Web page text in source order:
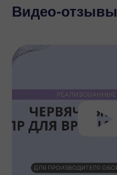
Видео-отзывы